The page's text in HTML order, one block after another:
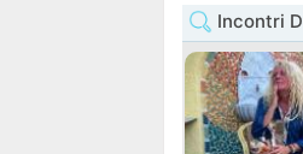
Incontri